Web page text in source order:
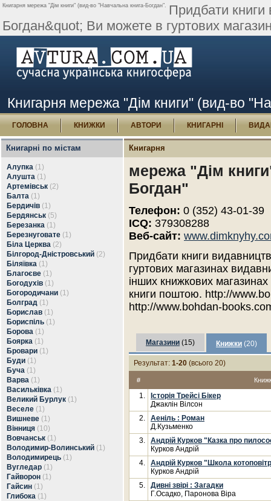
Книгарня мережа "Дім книги" (вид-во "Навчальна книга-Богдан". Придбати
Богдан&quot; Ви можете в гуртових
Книгарня мережа "Дім книги" (вид-во
ГОЛОВНА КНИЖКИ АВТОРИ КНИГАРНІ
Книгарні по містам
Алупка (1)
Алушта (1)
Артемівськ (2)
Балта (1)
Бердичів (1)
Бердянськ (5)
Березанка (1)
Березнуговате (1)
Біла Церква (2)
Білгород-Дністровський (2)
Біляївка (1)
Благоєве (1)
Богодухів (1)
Богородичани (1)
Болград (1)
Борислав (1)
Бориспіль (1)
Борова (1)
Боярка (1)
Бровари (1)
Буди (1)
Буча (1)
Варва (1)
Васильківка (1)
Великий Бурлук (1)
Веселе (1)
Вишневе (1)
Вінниця (10)
Вовчанськ (1)
Володимир-Волинський (1)
Володимирець (1)
Вугледар (1)
Гайворон (1)
Гайсин (1)
Глибока (1)
Книгарня
мережа "Дім
Богдан"
Телефон: 0 (352) 43-01-39
ICQ: 379308288
Веб-сайт:
Придбати книги
гуртових магазинах
інших книжкових магазинах
книги поштою. http://
http://www.bohdan-
Магазини (15) Книжки (20)
Результат: 1-20 (всього 20)
#
1.
Історія Трейсі Бікер
Джаклін Вілсон
2.
Аеніль : Роман
Д.Кузьменко
3.
Андрій Курков "Казка про
Курков Андрій
4.
Андрій Курков "Школа
Курков Андрій
5.
Дивні звірі : Загадки
Г.Осадко, Паронова Віра